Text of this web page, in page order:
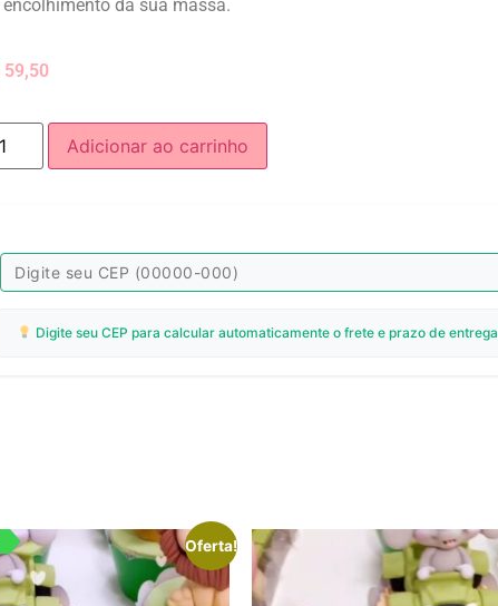
da sua massa.
59,50
Adicionar ao carrinho
Digite seu CEP para calcular automaticamente o frete e prazo de entrega
Oferta!